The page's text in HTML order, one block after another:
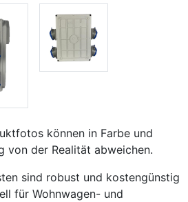
können in Farbe und
von der Realität abweichen.
sind robust und kostengünstig
für Wohnwagen- und